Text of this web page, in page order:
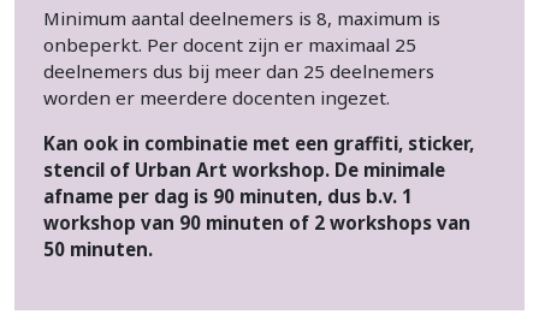
Minimum aantal deelnemers is 8, maximum is
onbeperkt. Per docent zijn er maximaal 25
deelnemers dus bij meer dan 25 deelnemers
worden er meerdere docenten ingezet.
Kan ook in combinatie met een graffiti, sticker,
stencil of Urban Art workshop. De minimale
afname per dag is 90 minuten, dus b.v. 1
workshop van 90 minuten of 2 workshops van
50 minuten.